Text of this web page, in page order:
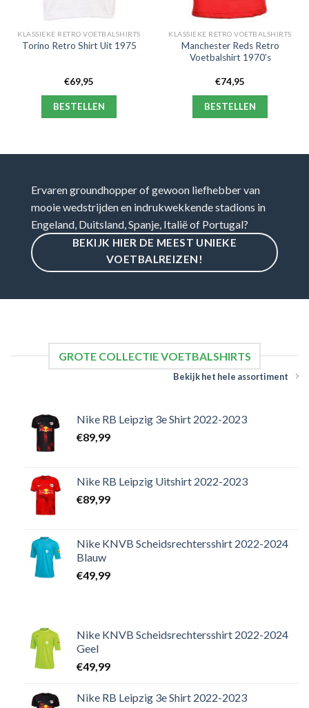
KLASSIEKE RETRO VOETBALSHIRTS
Torino Retro Shirt Uit 1975
€69,95
BESTELLEN
KLASSIEKE RETRO VOETBALSHIRTS
Manchester Reds Retro
Voetbalshirt 1970’s
€74,95
BESTELLEN
Ervaren groundhopper of gewoon liefhebber van
mooie wedstrijden en indrukwekkende stadions in
Engeland, Duitsland, Spanje, Italië of Portugal?
BEKIJK HIER DE MEEST UNIEKE
VOETBALREIZEN!
GROTE COLLECTIE VOETBALSHIRTS
Bekijk het hele assortiment
Nike RB Leipzig 3e Shirt 2022-2023
€89,99
Nike RB Leipzig Uitshirt 2022-2023
€89,99
Nike KNVB Scheidsrechtersshirt 2022-2024
Blauw
€49,99
Nike KNVB Scheidsrechtersshirt 2022-2024
Geel
€49,99
Nike RB Leipzig 3e Shirt 2022-2023